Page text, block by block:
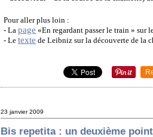
Pour aller plus loin :
- Lapage «En regardant passer le train » sur
- Letexte de Leibniz sur la découverte de la
23 janvier 2009
Bis repetita : un deuxième